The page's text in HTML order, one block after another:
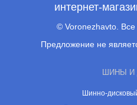
интернет-
© Voronezhavto.
Предложение не
ШИНЫ И
Шинно-